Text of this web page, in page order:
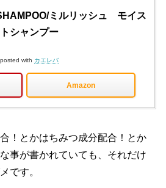
ミルリッシュ モイス
トシャンプー
posted with カエレバ
Amazon
！とかはちみつ成分配合！とか
事が書かれていても、それだけ
です。